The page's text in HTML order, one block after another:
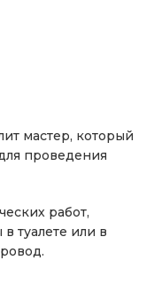
мастер, который
проведения
работ,
туалете или в